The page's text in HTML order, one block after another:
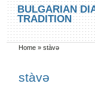
Skip to main content
Skip to search
BULGARIAN
TRADITION
You are here
Home »stàvə
stàvə